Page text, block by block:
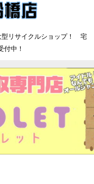
型リサイクルショップ！ 宅
付中！